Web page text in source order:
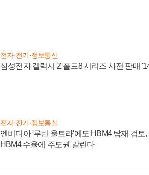
전자·전기·정보통신
삼성전자 갤럭시 Z 폴드8 시리즈 사전 판매
전자·전기·정보통신
엔비디아 '루빈 울트라'에도 HBM4 탑재 검토
HBM4 수율에 주도권 갈린다